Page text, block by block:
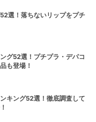
選！落ちないリップをプチ
グ52選！プチプラ・デパコ
も登場！
キング52選！徹底調査して